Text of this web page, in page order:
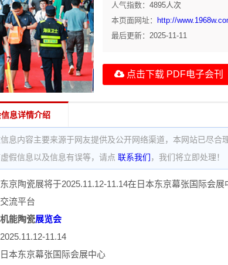
人气指数： 4895人次
本页面网址：
http://
最后更新： 2025-11-11
点击下载 PDF电子会刊
息详情介绍
息内容主要来源于网友提供及公开网络渠道，本网站已尽合
假信息以及信息有误等，请点 联系我们 ，我们将立即处理！
京陶瓷展将于2025.11.12-11.14在日本东京幕张国际会
流平台
能陶瓷展览会
11.14
本东京幕张国际会展中心